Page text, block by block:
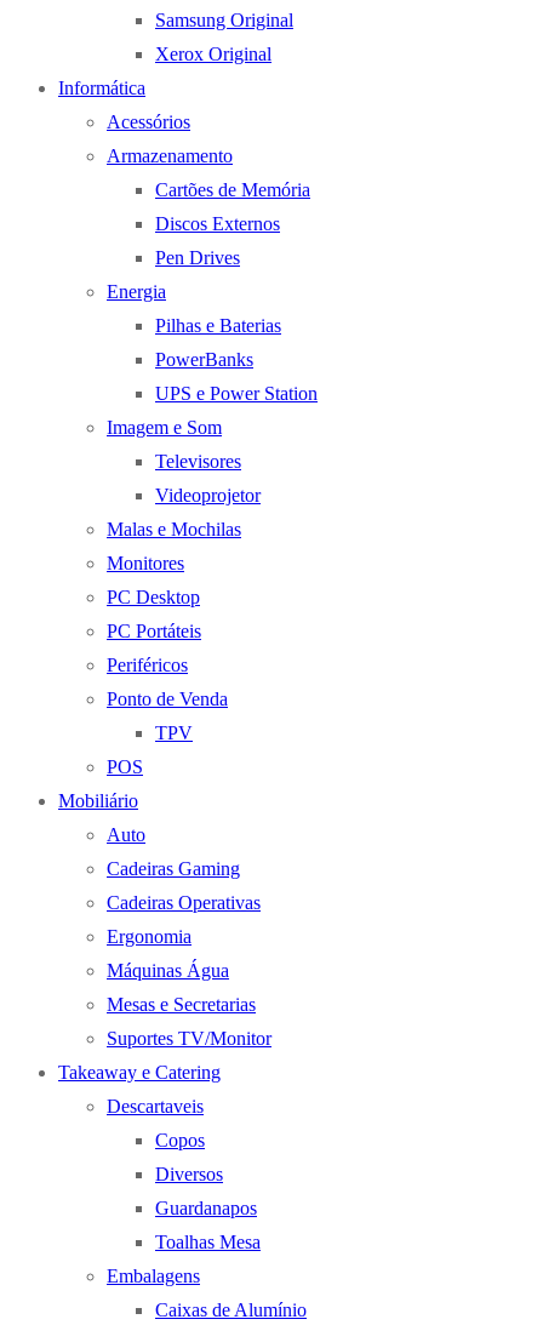
Samsung Original
Xerox Original
Informática
Acessórios
Armazenamento
Cartões de Memória
Discos Externos
Pen Drives
Energia
Pilhas e Baterias
PowerBanks
UPS e Power Station
Imagem e Som
Televisores
Videoprojetor
Malas e Mochilas
Monitores
PC Desktop
PC Portáteis
Periféricos
Ponto de Venda
TPV
POS
Mobiliário
Auto
Cadeiras Gaming
Cadeiras Operativas
Ergonomia
Máquinas Água
Mesas e Secretarias
Suportes TV/Monitor
Takeaway e Catering
Descartaveis
Copos
Diversos
Guardanapos
Toalhas Mesa
Embalagens
Caixas de Alumínio